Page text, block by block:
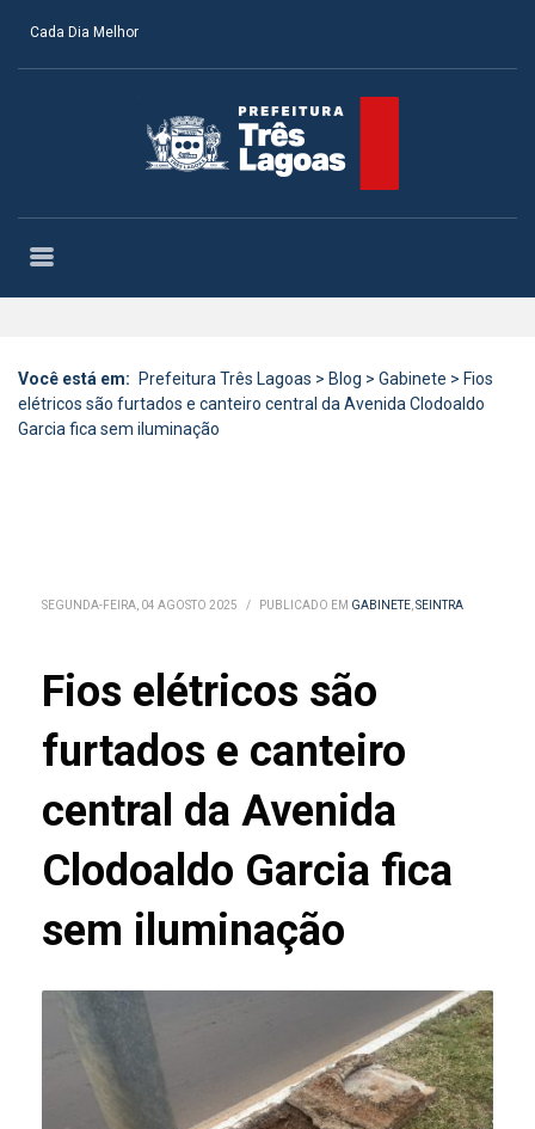
Cada Dia Melhor
Você está em: Prefeitura Três Lagoas > Blog > Gabinete > Fios
elétricos são furtados e canteiro central da Avenida Clodoaldo
Garcia fica sem iluminação
SEGUNDA-FEIRA, 04 AGOSTO 2025 / PUBLICADO EM GABINETE,SEINTRA
Fios elétricos são
furtados e canteiro
central da Avenida
Clodoaldo Garcia fica
sem iluminação